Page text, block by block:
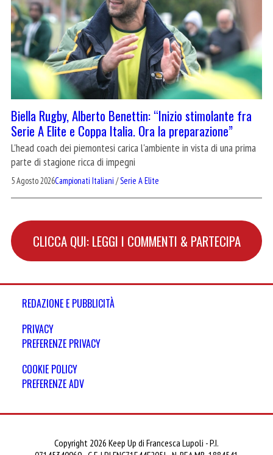
Biella Rugby, Alberto Benettin: “Inizio stimolante fra
Serie A Elite e Coppa Italia. Ora la preparazione”
L'head coach dei piemontesi carica l'ambiente in vista di una prima
parte di stagione ricca di impegni
5 Agosto 2026Campionati Italiani /Serie A Elite
CLICCA QUI: LEGGI I COMMENTI & PARTECIPA
REDAZIONE E PUBBLICITÀ
PRIVACY
PREFERENZE PRIVACY
COOKIE POLICY
PREFERENZE ADV
Copyright 2026 Keep Up di Francesca Lupoli - P.I.